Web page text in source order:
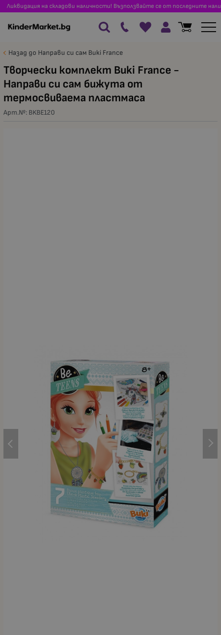
Ликвидация на складови наличности! Възползвайте се от последните
Назад до Направи си сам Buki France
Творчески комплект Buki France -
Направи си сам бижута от
термосвиваема пластмаса
Арт.№: BKBE120